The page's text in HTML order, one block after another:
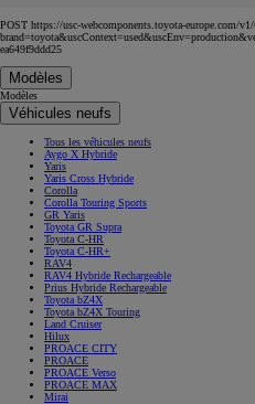
POST https://usc-webcomponents.toyota-europe.com/
ea649f9ddd25
Modèles
Modèles
Véhicules neufs
Tous les véhicules neufs
Aygo X Hybride
Yaris
Yaris Cross Hybride
Corolla
Corolla Touring Sports
GR Yaris
Toyota GR Supra
Toyota C-HR
Toyota C-HR+
RAV4
RAV4 Hybride Rechargeable
Prius Hybride Rechargeable
Toyota bZ4X
Toyota bZ4X Touring
Land Cruiser
Hilux
PROACE CITY
PROACE
PROACE Verso
PROACE MAX
Mirai